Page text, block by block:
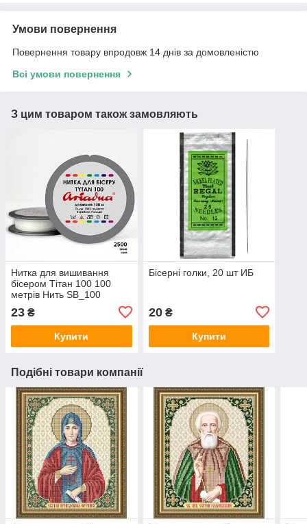
Умови повернення
Повернення товару впродовж 14 днів за домовленістю
Всі умови повернення
З цим товаром також замовляють
Нитка для вишивання
бісером Тітан 100 100
метрів Нить SB_100
23 ₴
Купити
Бісерні голки, 20 шт ИБ
20₴
Купити
Подібні товари компанії